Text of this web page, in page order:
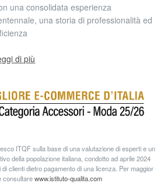
una consolidata esperienza
una storia di professionalità ed
di più
ITQF sulla base di una valutazione di esperti e un
della popolazione italiana, condotto ad aprile 2024
clienti dietro pagamento di una licenza. Per maggior
consultarewww.istituto-qualita.com